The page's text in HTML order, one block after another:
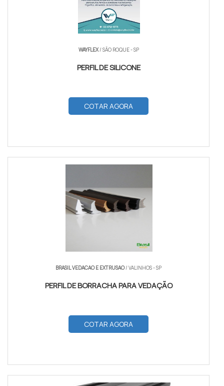
WAYFLEX/ SÃO ROQUE - SP
PERFIL DE SILICONE
COTAR AGORA
BRASIL VEDACAO E EXTRUSAO/ VALINHOS - SP
PERFIL DE BORRACHA PARA VEDAÇÃO
COTAR AGORA